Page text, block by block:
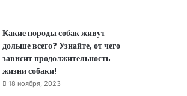
Какие породы собак живут
дольше всего? Узнайте, от чего
зависит продолжительность
жизни собаки!
18 ноября, 2023